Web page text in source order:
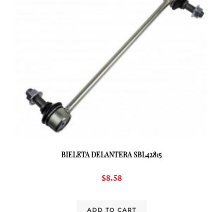
BIELETA DELANTERA SBL42815
$8.58
ADD TO CART